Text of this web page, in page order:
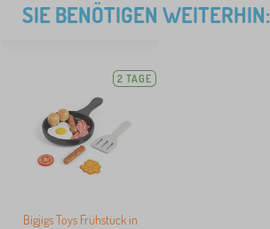
SIE BENÖTIGEN WEITERHIN:
2 TAGE
Bigjigs Toys Frühstück in